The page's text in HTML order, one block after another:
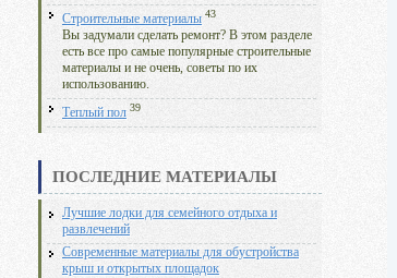
Строительные материалы 43
Вы задумали сделать ремонт? В этом разделе
есть все про самые популярные строительные
материалы и не очень, советы по их
использованию.
Теплый пол 39
ПОСЛЕДНИЕ МАТЕРИАЛЫ
Лучшие лодки для семейного отдыха и
развлечений
Современные материалы для обустройства
крыш и открытых площадок